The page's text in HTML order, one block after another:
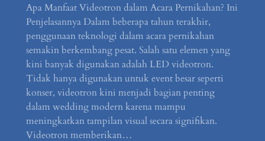
Apa Manfaat Videotron dalam Acara Pernikahan? Ini
Penjelasannya Dalam beberapa tahun terakhir,
penggunaan teknologi dalam acara pernikahan
semakin berkembang pesat. Salah satu elemen yang
kini banyak digunakan adalah LED videotron.
Tidak hanya digunakan untuk event besar seperti
konser, videotron kini menjadi bagian penting
dalam wedding modern karena mampu
meningkatkan tampilan visual secara signifikan.
Videotron memberikan…